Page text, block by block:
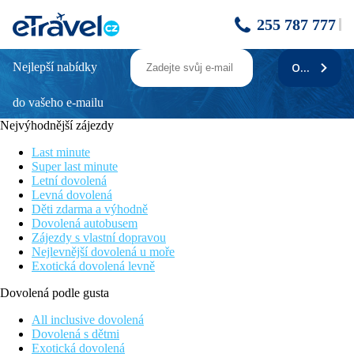
255 787 777
Hotel Madeira
Výborný poměr kvality a ceny
Nádherné výhledy ze střechy hotelu na celý Funchal, Atlantik a
V centru historického Funchalu
Menší hotel s rodinnou atmosférou
Poloha
V širším centru Funchalu, jen cca 100 m od přístavu. V blízkosti
historické jádro s katedrálou, tržiště, lanovka na horu Monte,
autobusové nádraží a řada restaurací, kaváren a barů.
Vybavení
Vstupní hala s recepcí, výtah, restaurace a la carte, konfereční
sál, společenská místnost s TV a kulečníkem. Na střeše bazén,
Pokoje
Dvoulůžkový pokoj:
Nejlepší nabídky
do vašeho e-mailu
ODEBÍRAT
Nejvýhodnější zájezdy
Last minute
Super last minute
Letní dovolená
Levná dovolená
Děti zdarma a výhodně
Dovolená autobusem
Zájezdy s vlastní dopravou
Nejlevnější dovolená u moře
Exotická dovolená levně
Dovolená podle gusta
All inclusive dovolená
Dovolená s dětmi
Exotická dovolená